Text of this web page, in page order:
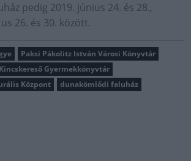
pedig 2019. június 24. és 28.,
26. és 30. között.
Paksi Pákolitz István Városi Könyvtár
Kincskereső Gyermekkönyvtár
Központ
dunakömlődi faluház